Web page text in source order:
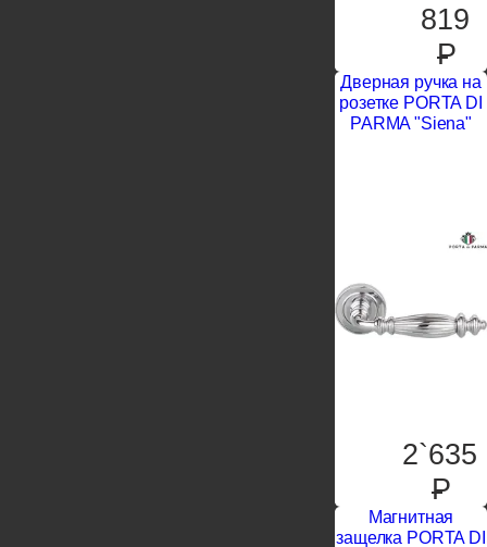
819
P
Дверная ручка на
розетке PORTA DI
PARMA "Siena"
2`635
P
Магнитная
защелка PORTA DI